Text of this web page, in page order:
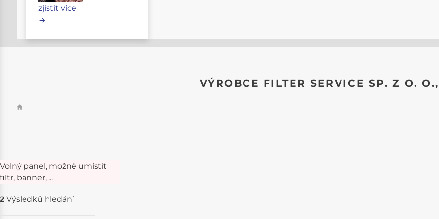
zjistit více
VÝROBCE FILTER SERVICE SP. Z O.
Volný panel, možné umístit
filtr, banner, ...
2 Výsledků hledání